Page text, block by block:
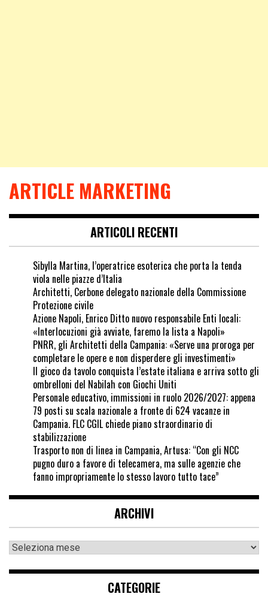
ARTICLE MARKETING
ARTICOLI RECENTI
Sibylla Martina, l’operatrice esoterica che porta la tenda
viola nelle piazze d’Italia
Architetti, Cerbone delegato nazionale della Commissione
Protezione civile
Azione Napoli, Enrico Ditto nuovo responsabile Enti locali:
«Interlocuzioni già avviate, faremo la lista a Napoli»
PNRR, gli Architetti della Campania: «Serve una proroga per
completare le opere e non disperdere gli investimenti»
Il gioco da tavolo conquista l’estate italiana e arriva sotto gli
ombrelloni del Nabilah con Giochi Uniti
Personale educativo, immissioni in ruolo 2026/2027: appena
79 posti su scala nazionale a fronte di 624 vacanze in
Campania. FLC CGIL chiede piano straordinario di
stabilizzazione
Trasporto non di linea in Campania, Artusa: “Con gli NCC
pugno duro a favore di telecamera, ma sulle agenzie che
fanno impropriamente lo stesso lavoro tutto tace”
ARCHIVI
CATEGORIE